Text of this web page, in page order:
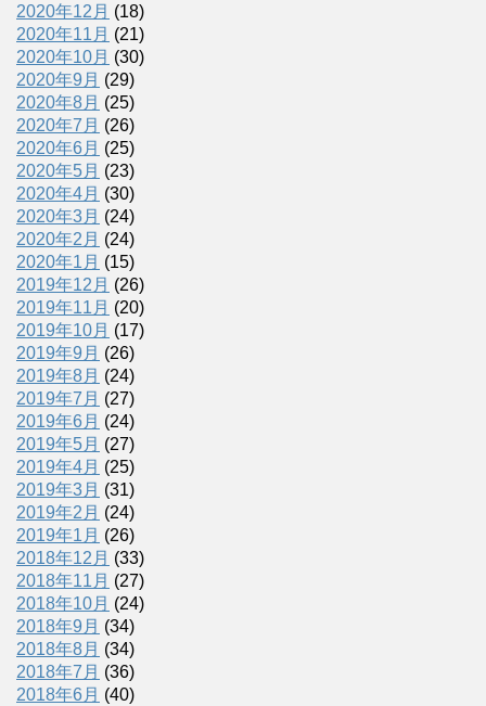
2020年12月 (18)
2020年11月 (21)
2020年10月 (30)
2020年9月 (29)
2020年8月 (25)
2020年7月 (26)
2020年6月 (25)
2020年5月 (23)
2020年4月 (30)
2020年3月 (24)
2020年2月 (24)
2020年1月 (15)
2019年12月 (26)
2019年11月 (20)
2019年10月 (17)
2019年9月 (26)
2019年8月 (24)
2019年7月 (27)
2019年6月 (24)
2019年5月 (27)
2019年4月 (25)
2019年3月 (31)
2019年2月 (24)
2019年1月 (26)
2018年12月 (33)
2018年11月 (27)
2018年10月 (24)
2018年9月 (34)
2018年8月 (34)
2018年7月 (36)
2018年6月 (40)